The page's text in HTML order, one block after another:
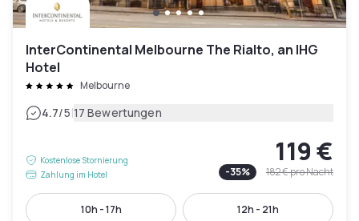
InterContinental Melbourne The Rialto, an IHG
Hotel
Melbourne
4.7/5|17 Bewertungen
Kostenlose Stornierung
Zahlung im Hotel
119 €
-35% 182 €pro Nacht
10h - 17h 12h - 21h